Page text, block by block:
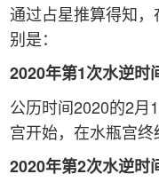
通过占星推算得知
别是：
2020年第1次水逆时
公历时间2020的2月
宫开始，在水瓶宫终
2020年第2次水逆时